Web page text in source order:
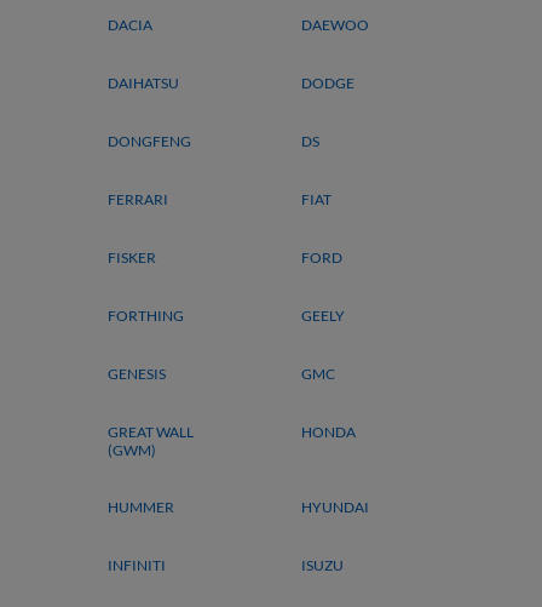
DACIA DAEWOO
DAIHATSU DODGE
DONGFENG DS
FERRARI FIAT
FISKER FORD
FORTHING GEELY
GENESIS GMC
GREAT WALL
(GWM)
HONDA
HUMMER HYUNDAI
INFINITI ISUZU